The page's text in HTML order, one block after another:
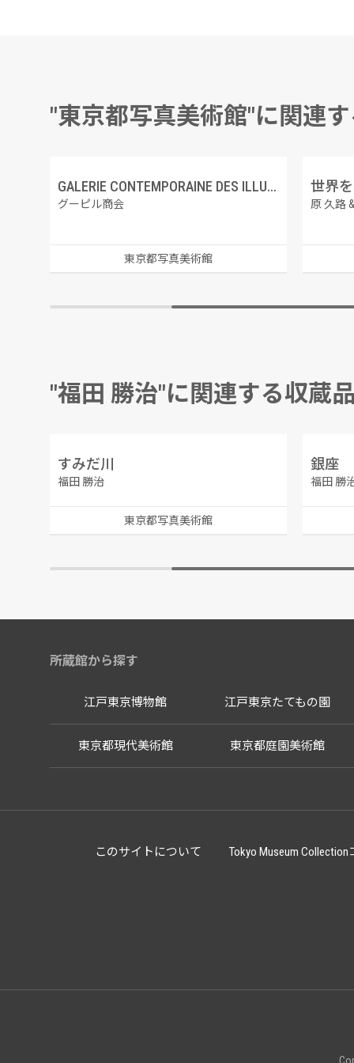
"東京都写真美術館"に関連
GALERIE CONTEMPORAINE DES ILLUSTRATIONS FRANCAISES 3 デ・ボーモン、誘惑
グーピル商会
東京都写真美術館
世界
原 久路
"福田 勝治"に関連する収蔵
すみだ川
福田 勝治
東京都写真美術館
銀座
福田 勝
所蔵館から探す
江戸東京博物館 江戸東京たてもの園
東京都現代美術館 東京都庭園美術館
このサイトについて Tokyo Museum